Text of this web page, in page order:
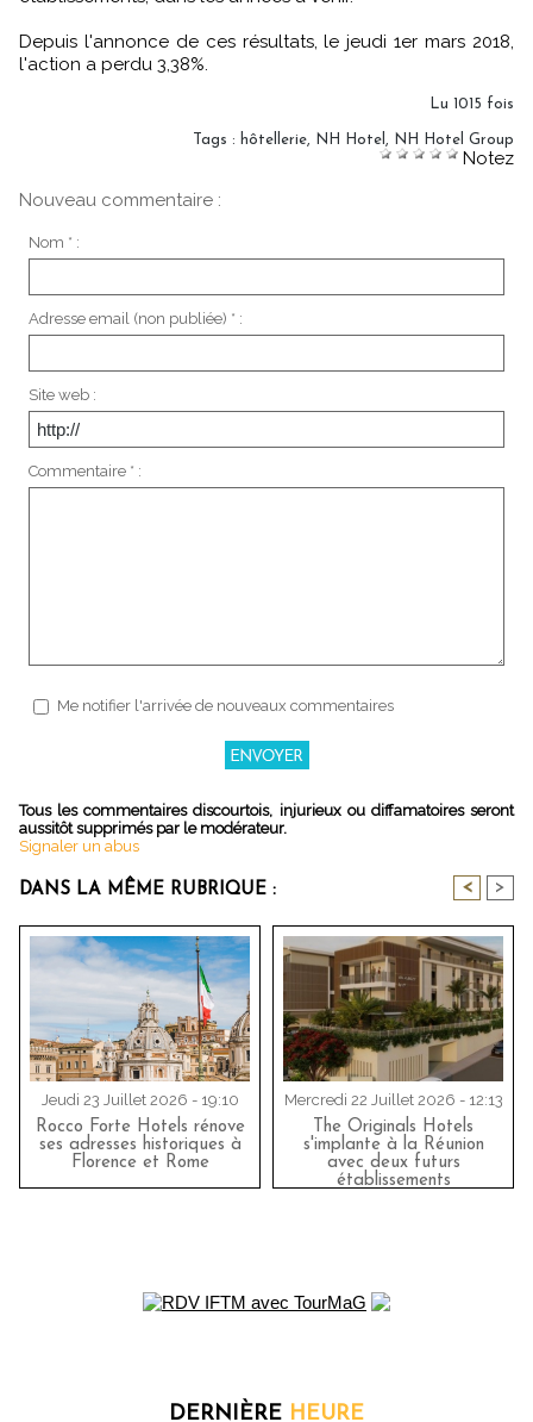
Depuis l'annonce de ces résultats, le jeudi 1er mars 2018,
l'action a perdu 3,38%.
Lu 1015 fois
Tags : hôtellerie, NH Hotel , NH Hotel Group
Notez
Nouveau commentaire :
Nom * :
Adresse email (non publiée) * :
Site web :
Commentaire * :
Me notifier l'arrivée de nouveaux commentaires
Tous les commentaires discourtois, injurieux ou diffamatoires seront
aussitôt supprimés par le modérateur.
Signaler un abus
DANS LA MÊME RUBRIQUE : < >
Jeudi 23 Juillet 2026 - 19:10
Rocco Forte Hotels rénove
ses adresses historiques à
Florence et Rome
Mercredi 22 Juillet 2026 - 12:13
The Originals Hotels
s'implante à la Réunion
avec deux futurs
établissements
DERNIÈRE HEURE